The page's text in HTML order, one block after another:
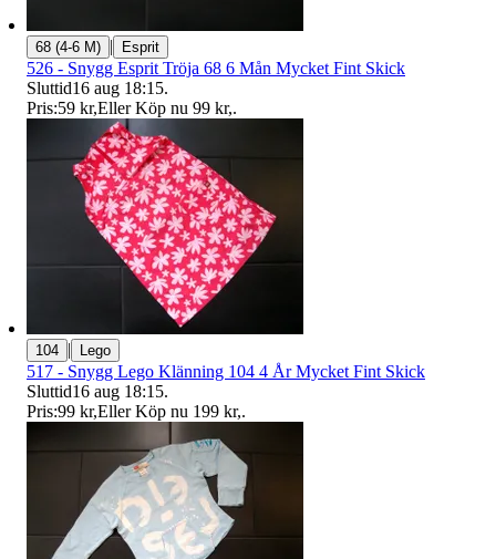
68 (4-6 M) | Esprit
526 - Snygg Esprit Tröja 68 6 Mån Mycket Fint Skick
Sluttid16 aug 18:15.
Pris:59 kr,Eller Köp nu 99 kr,.
104 | Lego
517 - Snygg Lego Klänning 104 4 År Mycket Fint Skick
Sluttid16 aug 18:15.
Pris:99 kr,Eller Köp nu 199 kr,.